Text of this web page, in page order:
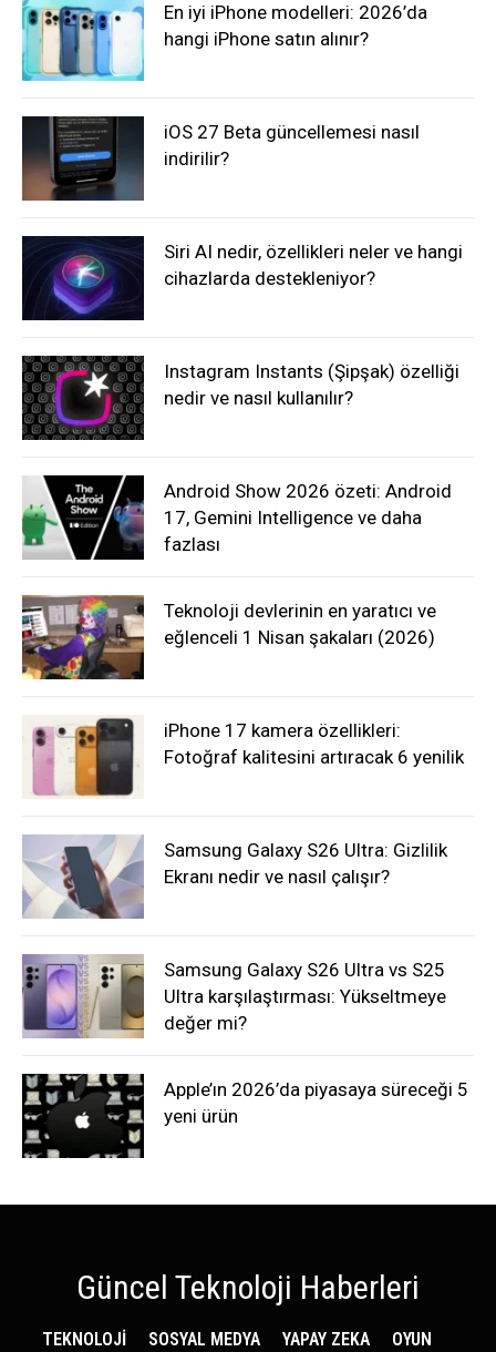
En iyi iPhone modelleri: 2026’da
hangi iPhone satın alınır?
iOS 27 Beta güncellemesi nasıl
indirilir?
Siri AI nedir, özellikleri neler ve hangi
cihazlarda destekleniyor?
Instagram Instants (Şipşak) özelliği
nedir ve nasıl kullanılır?
Android Show 2026 özeti: Android
17, Gemini Intelligence ve daha
fazlası
Teknoloji devlerinin en yaratıcı ve
eğlenceli 1 Nisan şakaları (2026)
iPhone 17 kamera özellikleri:
Fotoğraf kalitesini artıracak 6 yenilik
Samsung Galaxy S26 Ultra: Gizlilik
Ekranı nedir ve nasıl çalışır?
Samsung Galaxy S26 Ultra vs S25
Ultra karşılaştırması: Yükseltmeye
değer mi?
Apple’ın 2026’da piyasaya süreceği 5
yeni ürün
Güncel Teknoloji Haberleri
TEKNOLOJİ SOSYAL MEDYA YAPAY ZEKA
OYUN